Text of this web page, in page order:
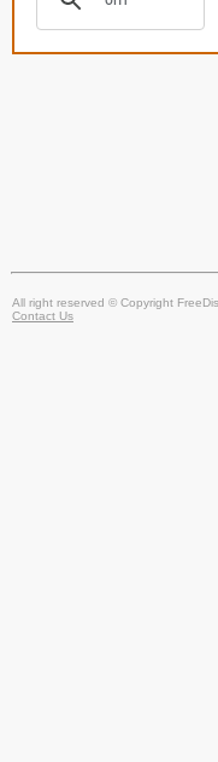
All right reserved © Copyright
Contact Us